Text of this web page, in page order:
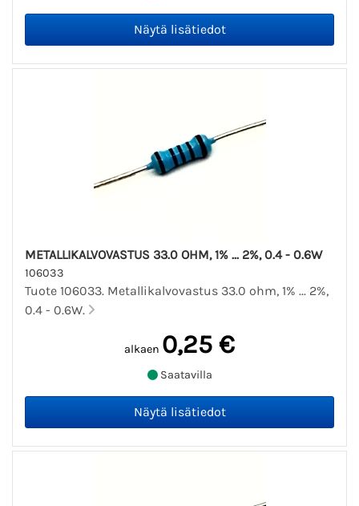
METALLIKALVOVASTUS 33.0 OHM, 1% ... 2%, 0.4 - 0.6W
106033
Tuote 106033. Metallikalvovastus 33.0 ohm, 1% ... 2%,
0.4 - 0.6W.
alkaen 0,25 €
Saatavilla